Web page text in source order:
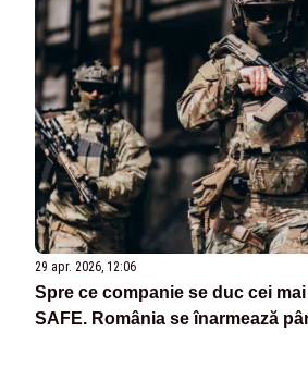
29 apr. 2026, 12:06
Spre ce companie se duc cei
SAFE. România se înarmează